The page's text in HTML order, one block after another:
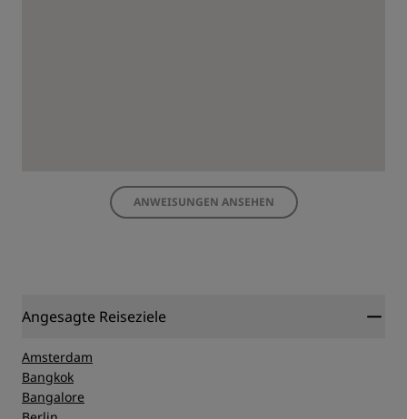
ANWEISUNGEN ANSEHEN
Angesagte Reiseziele
Amsterdam
Bangkok
Bangalore